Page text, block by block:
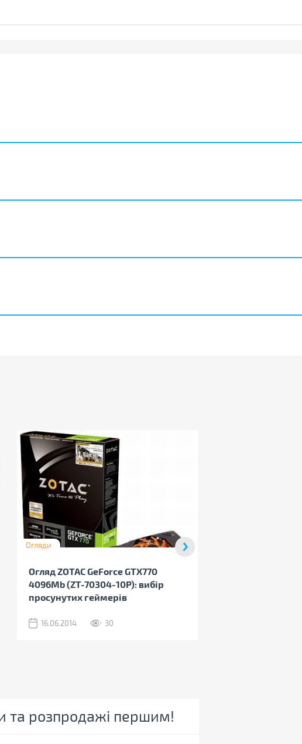
Огляди
Огляд ZOTAC GeForce GTX770
4096Mb (ZT-70304-10P): вибір
просунутих геймерів
16.06.2014 30
та розпродажі першим!